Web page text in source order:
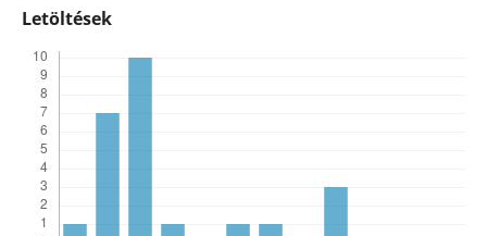
Letöltések